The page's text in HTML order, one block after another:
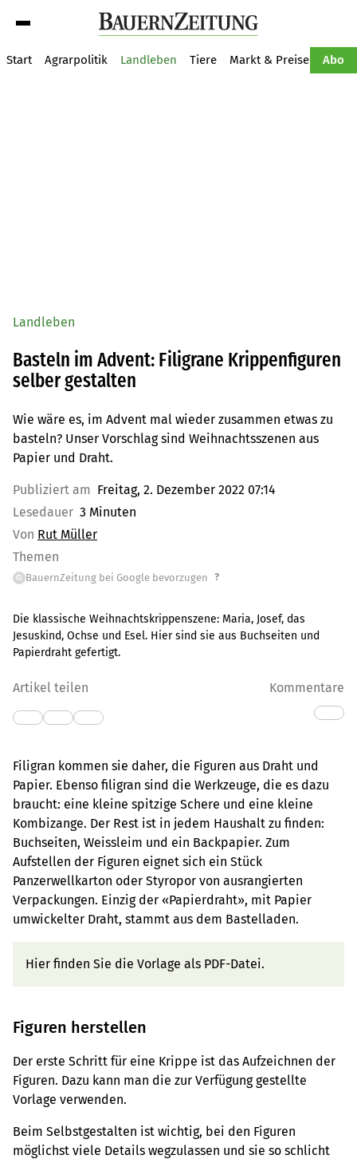
Start Agrarpolitik Landleben Tiere Markt & Preise Abo
Landleben
Basteln im Advent: Filigrane Krippenfiguren
selber gestalten
Wie wäre es, im Advent mal wieder zusammen etwas zu
basteln? Unser Vorschlag sind Weihnachtsszenen aus
Papier und Draht.
Publiziert am Freitag, 2. Dezember 2022 07:14
Lesedauer 3 Minuten
Von Rut Müller
Themen
G BauernZeitung bei Google bevorzugen ?
Die klassische Weihnachtskrippenszene: Maria, Josef, das
Jesuskind, Ochse und Esel. Hier sind sie aus Buchseiten und
Papierdraht gefertigt.
Artikel teilen Kommentare
Filigran kommen sie daher, die Figuren aus Draht und
Papier. Ebenso filigran sind die Werkzeuge, die es dazu
braucht: eine kleine spitzige Schere und eine kleine
Kombizange. Der Rest ist in jedem Haushalt zu finden:
Buchseiten, Weissleim und ein Backpapier. Zum
Aufstellen der Figuren eignet sich ein Stück
Panzerwellkarton oder Styropor von ausrangierten
Verpackungen. Einzig der «Papierdraht», mit Papier
umwickelter Draht, stammt aus dem Bastelladen.
Hier finden Sie die Vorlage als PDF-Datei.
Figuren herstellen
Der erste Schritt für eine Krippe ist das Aufzeichnen der
Figuren. Dazu kann man die zur Verfügung gestellte
Vorlage verwenden.
Beim Selbstgestalten ist wichtig, bei den Figuren
möglichst viele Details wegzulassen und sie so schlicht